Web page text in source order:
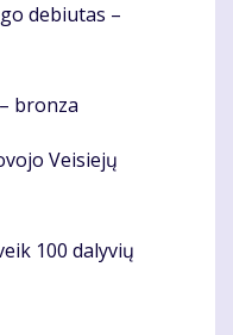
debiutas –
bronza
Veisiejų
100 dalyvių